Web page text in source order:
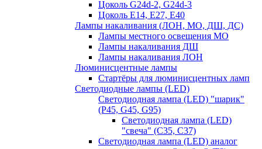
Цоколь G24d-2, G24d-3
Цоколь Е14, Е27, Е40
Лампы накаливания (ЛОН, МО, ДШ, ДС)
Лампы местного освещения МО
Лампы накаливания ДШ
Лампы накаливания ЛОН
Люминисцентные лампы
Стартёры для люминисцентных ламп
Светодиодные лампы (LED)
Светодиодная лампа (LED) "шарик"
(P45, G45, G95)
Светодиодная лампа (LED)
"свеча" (С35, С37)
Светодиодная лампа (LED) аналог